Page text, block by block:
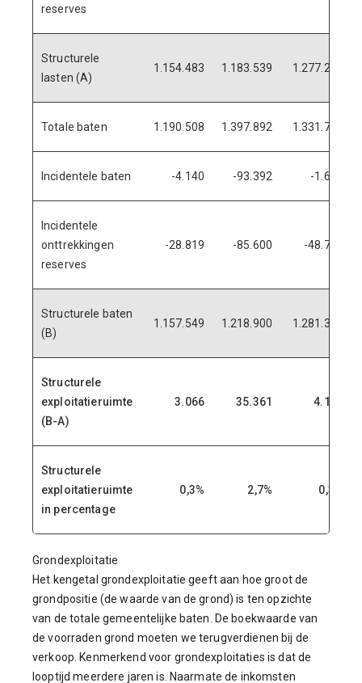
reserves
Structurele
lasten (A)
1.154.483 1.183.539 1.277.216
Totale baten 1.190.508 1.397.892 1.331.776
Incidentele baten -4.140 -93.392 -1.682
Incidentele
onttrekkingen
reserves
-28.819 -85.600 -48.764
Structurele baten
(B)
1.157.549 1.218.900 1.281.330
Structurele
exploitatieruimte
(B-A)
3.066 35.361 4.114
Structurele
exploitatieruimte
in percentage
0,3% 2,7% 0,3%
Grondexploitatie
Het kengetal grondexploitatie geeft aan hoe groot de
grondpositie (de waarde van de grond) is ten opzichte
van de totale gemeentelijke baten. De boekwaarde van
de voorraden grond moeten we terugverdienen bij de
verkoop. Kenmerkend voor grondexploitaties is dat de
looptijd meerdere jaren is. Naarmate de inkomsten